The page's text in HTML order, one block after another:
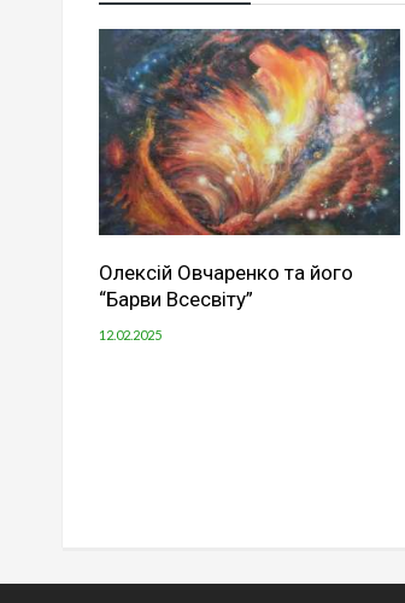
Олексій Овчаренко та його
“Барви Всесвіту”
12.02.2025